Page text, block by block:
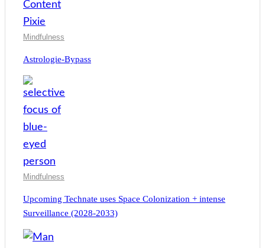
Mindfulness
Astrologie-Bypass
Mindfulness
Upcoming Technate uses Space Colonization + intense
Surveillance (2028-2033)